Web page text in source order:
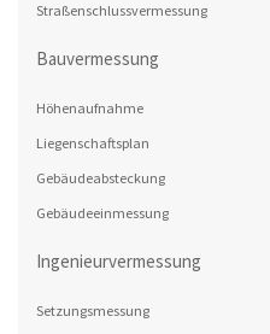
Straßenschlussvermessung
Bauvermessung
Höhenaufnahme
Liegenschaftsplan
Gebäudeabsteckung
Gebäudeeinmessung
Ingenieurvermessung
Setzungsmessung